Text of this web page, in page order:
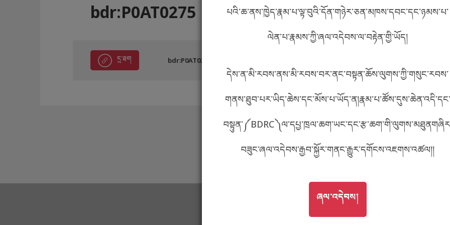
བོད་ཡིག
English
ភាសាខ្មែរ
པའི་ཆ་ནས་ཁྱེད་རྣམ་པ་ལྟ་བུའི་དོན་གཉེར་ཅན་མཁས་དབང་དང་ཉམས་པ་
ལེན་པ་རྣམས་ཀྱི་ཞལ་འདེབས་ལ་བརྟེན་གྱི་ཡོད།
དེས་ན་མི་རབས་ནས་མི་རབས་བར་ནང་བསྟན་ཆོས་ལུགས་ཀྱི་གསུང་རབས་
གནས་ཐུབ་པར་ཡིད་ཆེས་དང་མོས་པ་ཡོད་ན།རྣམ་པ་ཚོས་དུས་ཆེན་འདི་དང་
བཟུང་ཞལ་འདེབས་རྒྱབ་སྐྱོར་གནང་རྒྱུར་དགོངས་འཇགས་འཚལ།།
GO TOཞལ་འདེབས།
ཞལ་འདེབས།
bdr:P0AT0275
དྲ་ཐག bdr:P0AT0275